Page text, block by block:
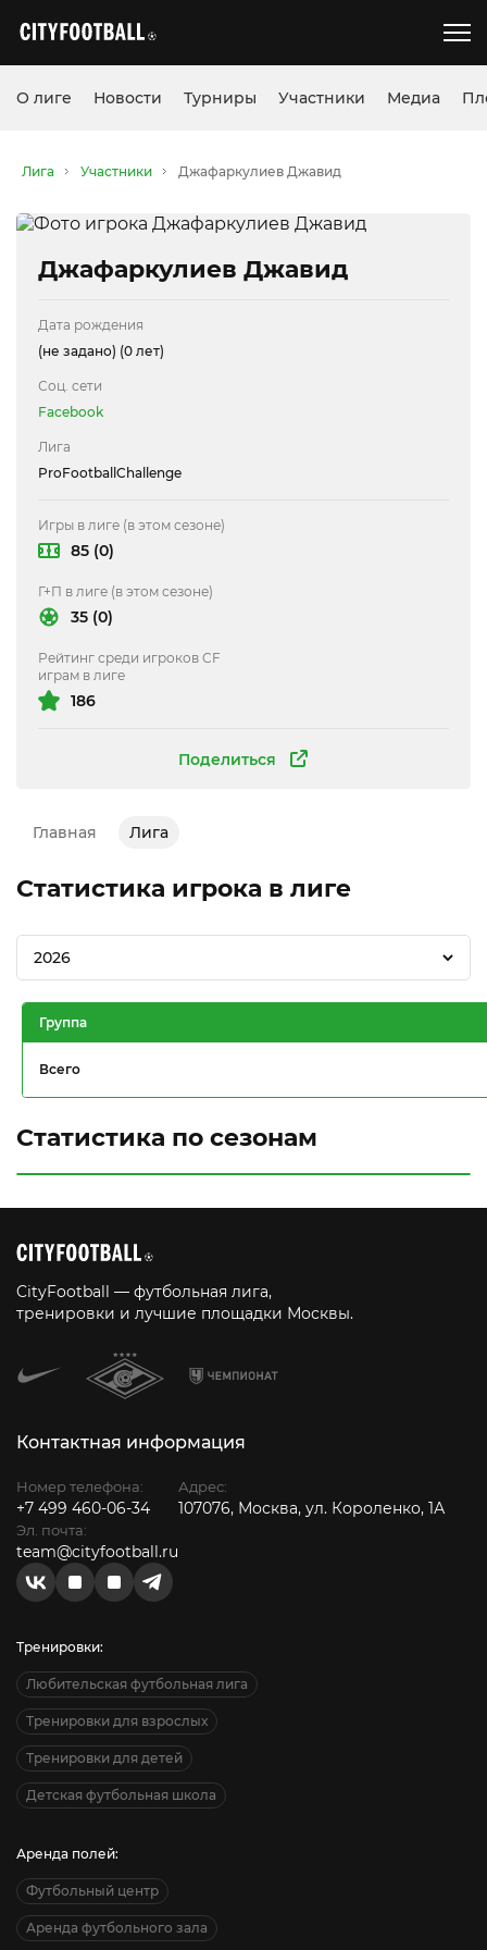
О лиге Новости Турниры Участники Медиа
Лига Участники Джафаркулиев Джавид
Джафаркулиев Джавид
Поделиться
Дата рождения
(не задано) (0 лет)
Соц. сети
Facebook
Лига
ProFootballChallenge
Игры в лиге (в этом сезоне)
85 (0)
Г+П в лиге (в этом сезоне)
35 (0)
Рейтинг среди игроков CF
играм в лиге
186
Главная Лига
Статистика игрока в лиге
2026
Группа
Всего
Статистика по сезонам
CityFootball — футбольная лига,
тренировки и лучшие площадки Москвы.
Контактная информация
Номер телефона:
+7 499 460-06-34
Эл. почта:
team@cityfootball.ru
Адрес:
107076, Москва, ул. Короленко, 1А
Тренировки:
Любительская футбольная лига
Тренировки для взрослых
Тренировки для детей
Детская футбольная школа
Аренда полей:
Футбольный центр
Аренда футбольного зала